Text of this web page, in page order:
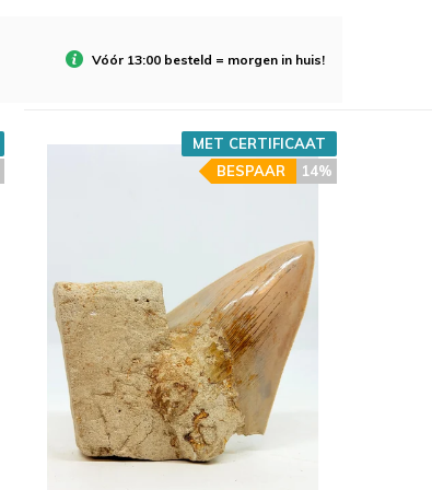
Vóór 13:00 besteld = morgen in huis!
MET CERTIFICAAT
14%
BESPAAR